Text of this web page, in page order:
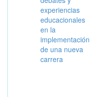
experiencias
educacionales
en la
implementación
de una nueva
carrera